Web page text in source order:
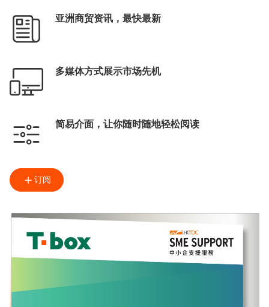
亚洲商贸资讯，最快最新
多媒体方式展示市场先机
简易介面，让你随时随地轻松阅读
订阅